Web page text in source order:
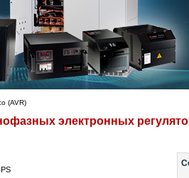
(AVR)
электронных